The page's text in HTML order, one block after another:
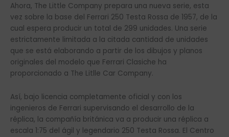
Ahora, The Little Company prepara una nueva serie, esta
vez sobre la base del Ferrari 250 Testa Rossa de 1957, de la
cual espera producir un total de 299 unidades. Una serie
estrictamente limitada a la citada cantidad de unidades
que se está elaborando a partir de los dibujos y planos
originales del modelo que Ferrari Clasiche ha
proporcionado a The Litlle Car Company.
Así, bajo licencia completamente oficial y con los
ingenieros de Ferrari supervisando el desarrollo de la
réplica, la compañía británica va a producir una réplica a
escala 1:75 del ágil y legendario 250 Testa Rossa. El Centro